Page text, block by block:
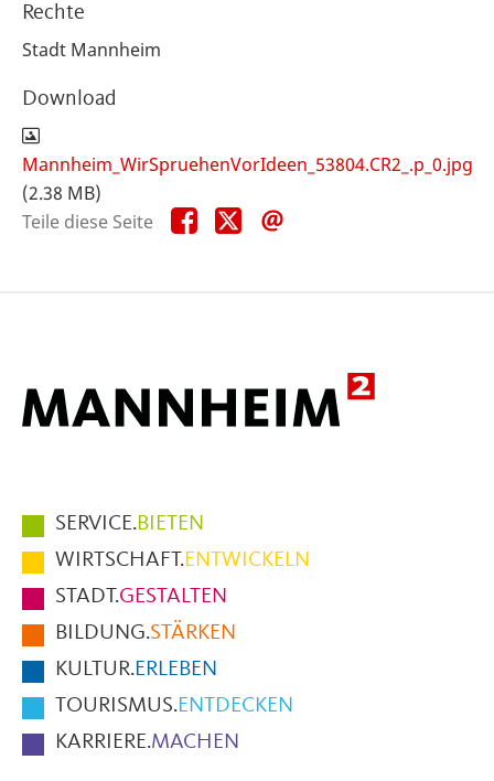
Rechte
Stadt Mannheim
Download
Mannheim_WirSpruehenVorIdeen_53804.CR2_.p_0.jpg
(2.38 MB)
Teile diese Seite
Teile
diese
Teile
diese
Hauptmenüpunkte
im
Fußbereich
der
Seite
SERVICE.BIETEN
WIRTSCHAFT.ENTWICKELN
STADT.GESTALTEN
BILDUNG.STÄRKEN
KULTUR.ERLEBEN
TOURISMUS.ENTDECKEN
KARRIERE.MACHEN